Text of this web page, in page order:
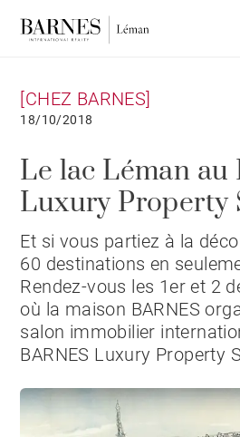
[CHEZ BARNES]
18/10/2018
Le lac Léman au
Luxury Property
Et si vous partiez à la
60 destinations en
Rendez-vous les 1er et 2
où la maison BARNES
salon immobilier
BARNES Luxury Property